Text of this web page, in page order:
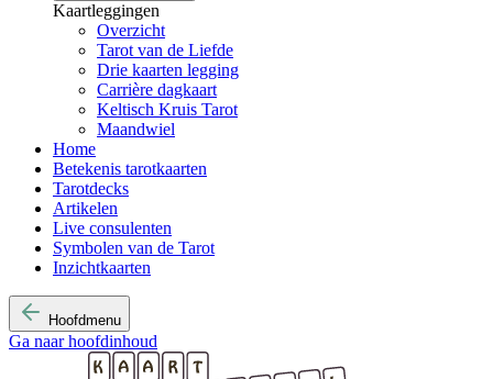
Kaartleggingen
Overzicht
Tarot van de Liefde
Drie kaarten legging
Carrière dagkaart
Keltisch Kruis Tarot
Maandwiel
Home
Betekenis tarotkaarten
Tarotdecks
Artikelen
Live consulenten
Symbolen van de Tarot
Inzichtkaarten
Hoofdmenu
Ga naar hoofdinhoud